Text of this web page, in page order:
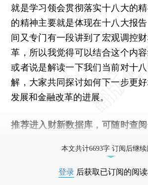
就是学习领会贯彻落实十八大的
的精神主要就是体现在十八大报
间又专门有一段讲到了宏观调控
革，所以我觉得可以结合这个内
或者说是解读一下我们当前对十
解，大家共同探讨如何下一步更
发展和金融改革的进展。
推荐进入 财新数据库 ，可随时查
本文共计6693字 订阅后继
登录 后获取已订阅的阅